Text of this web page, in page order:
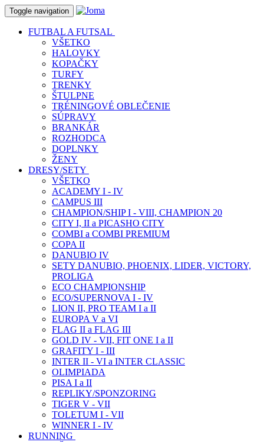
Toggle navigation
FUTBAL A FUTSAL
VŠETKO
HALOVKY
KOPAČKY
TURFY
TRENKY
ŠTULPNE
TRÉNINGOVÉ OBLEČENIE
SÚPRAVY
BRANKÁR
ROZHODCA
DOPLNKY
ŽENY
DRESY/SETY
VŠETKO
ACADEMY I - IV
CAMPUS III
CHAMPION/SHIP I - VIII, CHAMPION 20
CITY I, II a PICASHO CITY
COMBI a COMBI PREMIUM
COPA II
DANUBIO IV
SETY DANUBIO, PHOENIX, LIDER, VICTORY,
PROLIGA
ECO CHAMPIONSHIP
ECO/SUPERNOVA I - IV
LION II, PRO TEAM I a II
EUROPA V a VI
FLAG II a FLAG III
GOLD IV - VII, FIT ONE I a II
GRAFITY I - III
INTER II - VI a INTER CLASSIC
OLIMPIADA
PISA I a II
REPLIKY/SPONZORING
TIGER V - VII
TOLETUM I - VII
WINNER I - IV
RUNNING